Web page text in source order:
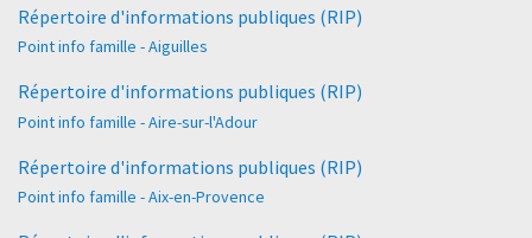
Répertoire d'informations publiques (RIP)
Point info famille - Aiguilles
Répertoire d'informations publiques (RIP)
Point info famille - Aire-sur-l'Adour
Répertoire d'informations publiques (RIP)
Point info famille - Aix-en-Provence